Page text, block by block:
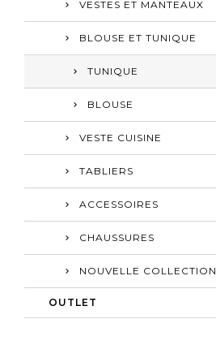
VESTES ET MANTEAUX
BLOUSE ET TUNIQUE
TUNIQUE
BLOUSE
VESTE CUISINE
TABLIERS
ACCESSOIRES
CHAUSSURES
NOUVELLE COLLECTION
OUTLET